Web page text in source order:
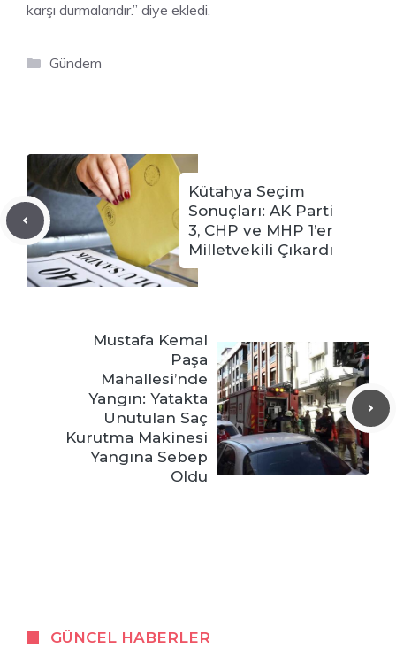
karşı durmalarıdır.” diye ekledi.
Kategoriler
Gündem
Kütahya Seçim
Sonuçları: AK Parti
3, CHP ve MHP 1’er
Milletvekili Çıkardı
Mustafa Kemal
Paşa
Mahallesi’nde
Yangın: Yatakta
Unutulan Saç
Kurutma Makinesi
Yangına Sebep
Oldu
GÜNCEL HABERLER